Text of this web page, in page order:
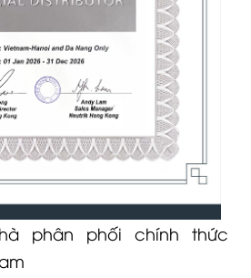
phân phối chính thức